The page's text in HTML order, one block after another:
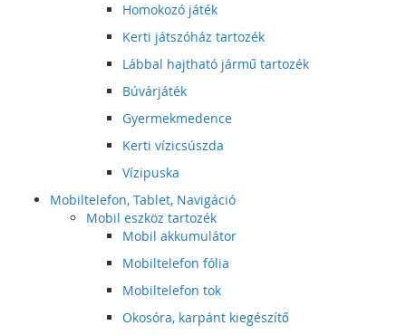
Homokozó játék
Kerti játszóház tartozék
Lábbal hajtható jármű tartozék
Búvárjáték
Gyermekmedence
Kerti vízicsúszda
Vízipuska
Mobiltelefon, Tablet, Navigáció
Mobil eszköz tartozék
Mobil akkumulátor
Mobiltelefon fólia
Mobiltelefon tok
Okosóra, karpánt kiegészítő